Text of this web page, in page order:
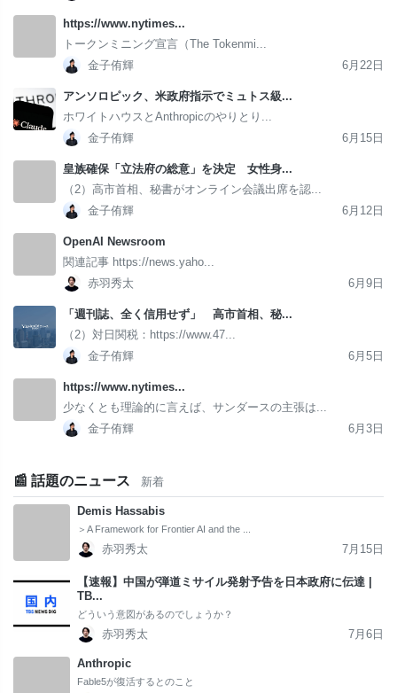
https://www.nytimes...
トークンミニング宣言（The Tokenmi...
金子侑輝
6月22日
アンソロピック、米政府指示でミュトス級...
ホワイトハウスとAnthropicのやりとり...
金子侑輝
6月15日
皇族確保「立法府の総意」を決定 女性身...
（2）高市首相、秘書がオンライン会議出席を認...
金子侑輝
6月12日
OpenAI Newsroom
関連記事 https://news.yaho...
赤羽秀太
6月9日
「週刊誌、全く信用せず」 高市首相、秘...
（2）対日関税：https://www.47...
金子侑輝
6月5日
https://www.nytimes...
少なくとも理論的に言えば、サンダースの主張は...
金子侑輝
6月3日
📰 話題のニュース 新着
Demis Hassabis
＞A Framework for Frontier AI and the ...
赤羽秀太 7月15日
【速報】中国が弾道ミサイル発射予告を日本政府に伝達 |
TB...
どういう意図があるのでしょうか？
赤羽秀太 7月6日
Anthropic
Fable5が復活するとのこと